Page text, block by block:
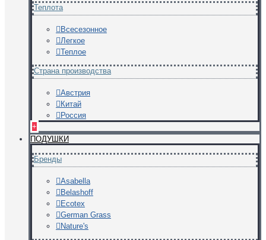
Теплота
Всесезонное
Легкое
Теплое
Страна производства
Австрия
Китай
Россия
+
ПОДУШКИ
Бренды
Asabella
Belashoff
Ecotex
German Grass
Nature's